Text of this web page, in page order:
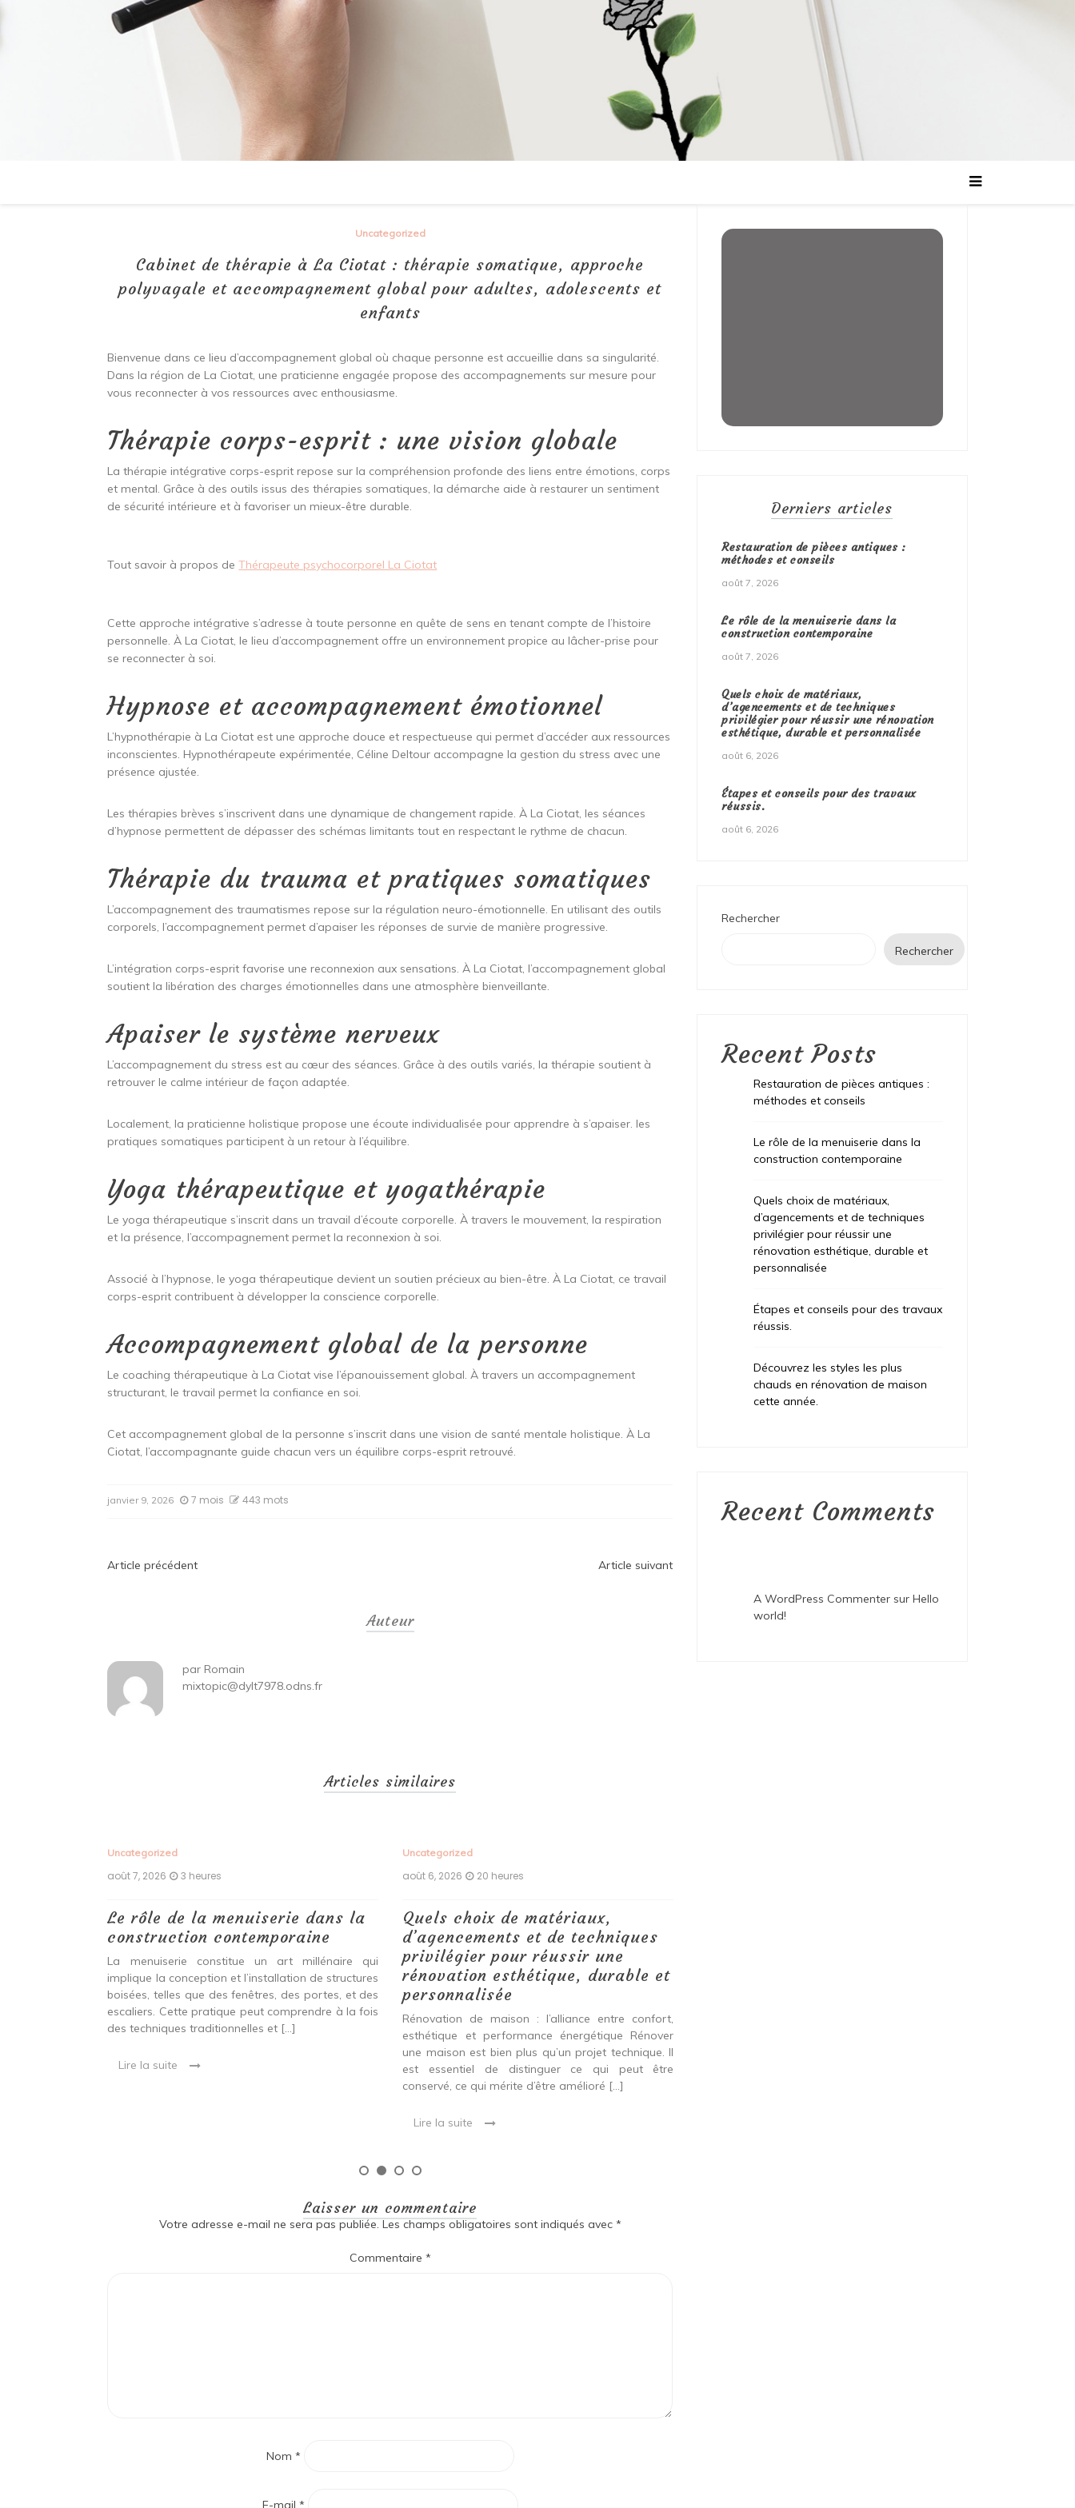
Uncategorized
Cabinet de thérapie à La Ciotat : thérapie somatique, approche
polyvagale et accompagnement global pour adultes, adolescents et
enfants
Bienvenue dans ce lieu d’accompagnement global où chaque personne est accueillie dans sa singularité.
Dans la région de La Ciotat, une praticienne engagée propose des accompagnements sur mesure pour
vous reconnecter à vos ressources avec enthousiasme.
Thérapie corps-esprit : une vision globale
La thérapie intégrative corps-esprit repose sur la compréhension profonde des liens entre émotions, corps
et mental. Grâce à des outils issus des thérapies somatiques, la démarche aide à restaurer un sentiment
de sécurité intérieure et à favoriser un mieux-être durable.
Tout savoir à propos deThérapeute psychocorporel La Ciotat
Cette approche intégrative s’adresse à toute personne en quête de sens en tenant compte de l’histoire
personnelle. À La Ciotat, le lieu d’accompagnement offre un environnement propice au lâcher-prise pour
se reconnecter à soi.
Hypnose et accompagnement émotionnel
L’hypnothérapie à La Ciotat est une approche douce et respectueuse qui permet d’accéder aux ressources
inconscientes. Hypnothérapeute expérimentée, Céline Deltour accompagne la gestion du stress avec une
présence ajustée.
Les thérapies brèves s’inscrivent dans une dynamique de changement rapide. À La Ciotat, les séances
d’hypnose permettent de dépasser des schémas limitants tout en respectant le rythme de chacun.
Thérapie du trauma et pratiques somatiques
L’accompagnement des traumatismes repose sur la régulation neuro-émotionnelle. En utilisant des outils
corporels, l’accompagnement permet d’apaiser les réponses de survie de manière progressive.
L’intégration corps-esprit favorise une reconnexion aux sensations. À La Ciotat, l’accompagnement global
soutient la libération des charges émotionnelles dans une atmosphère bienveillante.
Apaiser le système nerveux
L’accompagnement du stress est au cœur des séances. Grâce à des outils variés, la thérapie soutient à
retrouver le calme intérieur de façon adaptée.
Localement, la praticienne holistique propose une écoute individualisée pour apprendre à s’apaiser. les
pratiques somatiques participent à un retour à l’équilibre.
Yoga thérapeutique et yogathérapie
Le yoga thérapeutique s’inscrit dans un travail d’écoute corporelle. À travers le mouvement, la respiration
et la présence, l’accompagnement permet la reconnexion à soi.
Associé à l’hypnose, le yoga thérapeutique devient un soutien précieux au bien-être. À La Ciotat, ce travail
corps-esprit contribuent à développer la conscience corporelle.
Accompagnement global de la personne
Le coaching thérapeutique à La Ciotat vise l’épanouissement global. À travers un accompagnement
structurant, le travail permet la confiance en soi.
Cet accompagnement global de la personne s’inscrit dans une vision de santé mentale holistique. À La
Ciotat, l’accompagnante guide chacun vers un équilibre corps-esprit retrouvé.
janvier 9, 2026 7 mois 443 mots
Navigation
Article précédent Article suivant
Auteur
par Romain
mixtopic@dylt7978.odns.fr
Articles similaires
Uncategorized
août 7, 2026 3 heures
Le rôle de la menuiserie dans la
construction contemporaine
La menuiserie constitue un art millénaire qui
implique la conception et l’installation de structures
boisées, telles que des fenêtres, des portes, et des
escaliers. Cette pratique peut comprendre à la fois
des techniques traditionnelles et […]
Lire la suite
Uncategorized
août 6, 2026 20 heures
Quels choix de matériaux,
d’agencements et de techniques
privilégier pour réussir une
rénovation esthétique, durable et
personnalisée
Rénovation de maison : l’alliance entre confort,
esthétique et performance énergétique Rénover
une maison est bien plus qu’un projet technique. Il
est essentiel de distinguer ce qui peut être
conservé, ce qui mérite d’être amélioré […]
Lire la suite
Laisser un commentaire
Votre adresse e-mail ne sera pas publiée. Les champs obligatoires sont indiqués avec *
Commentaire *
Nom *
Derniers articles
Restauration de pièces antiques :
méthodes et conseils
août 7, 2026
Le rôle de la menuiserie dans la
construction contemporaine
août 7, 2026
Quels choix de matériaux,
d’agencements et de techniques
privilégier pour réussir une rénovation
esthétique, durable et personnalisée
août 6, 2026
Étapes et conseils pour des travaux
réussis.
août 6, 2026
Rechercher
Rechercher
Recent Posts
Restauration de pièces antiques :
méthodes et conseils
Le rôle de la menuiserie dans la
construction contemporaine
Quels choix de matériaux,
d’agencements et de techniques
privilégier pour réussir une
rénovation esthétique, durable et
personnalisée
Étapes et conseils pour des travaux
réussis.
Découvrez les styles les plus
chauds en rénovation de maison
cette année.
Recent Comments
A WordPress Commenter surHello
world!